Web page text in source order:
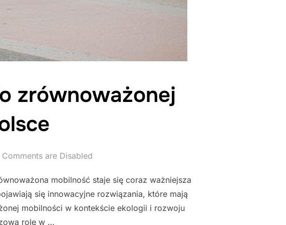
zrównoważonej
Comments are Disabled
mobilność staje się coraz ważniejsza
się innowacyjne rozwiązania, które mają
mobilności w kontekście ekologii i rozwoju
rolę w …